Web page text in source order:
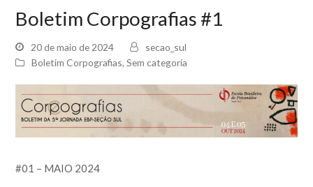
Boletim Corpografias #1
20 de maio de 2024
secao_sul
Boletim Corpografias,Sem categoria
#01 – MAIO 2024